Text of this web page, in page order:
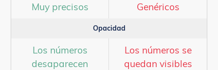
Muy precisos Genéricos
Opacidad
Los números
desaparecen
Los números se
quedan visibles